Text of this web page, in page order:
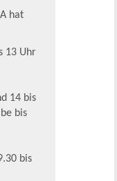
hat
13 Uhr
14 bis
bis
bis